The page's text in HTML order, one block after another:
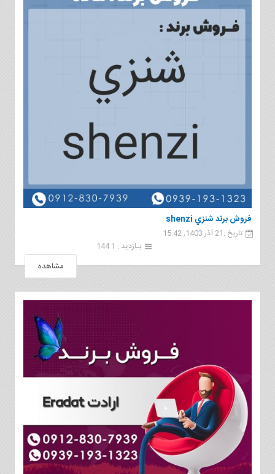
فروش برند شنزي shenzi
تاریخ :21 آذر 1403, 15:42
بـازدید : 1 144
مشاهده